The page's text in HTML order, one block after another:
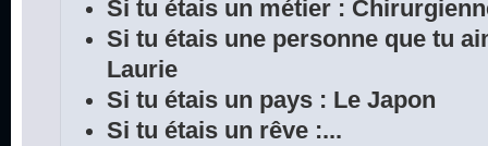
Si tu étais un métier :
Si tu étais une personne que tu
Laurie
Si tu étais un pays : Le Japon
Si tu étais un rêve :...